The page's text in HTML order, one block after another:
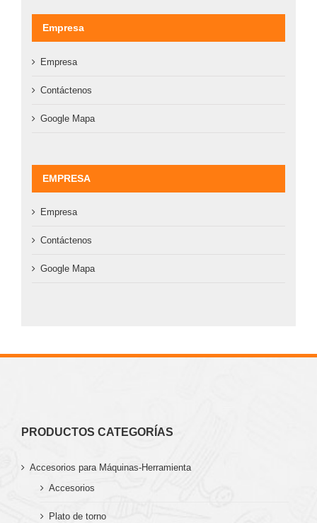
Empresa
Empresa
Contáctenos
Google Mapa
EMPRESA
Empresa
Contáctenos
Google Mapa
PRODUCTOS CATEGORÍAS
Accesorios para Máquinas-Herramienta
Accesorios
Plato de torno